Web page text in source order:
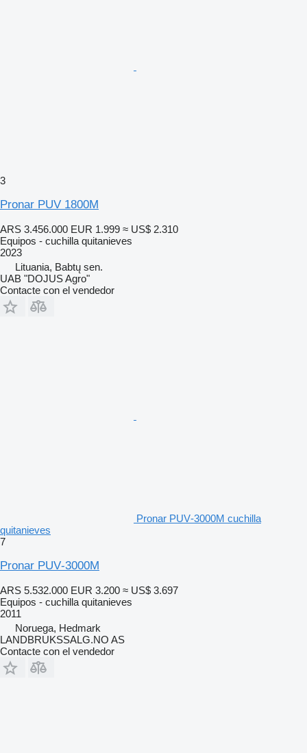
3
Pronar PUV 1800M
ARS 3.456.000 EUR 1.999 ≈ US$ 2.310
Equipos - cuchilla quitanieves
2023
Lituania, Babtų sen.
UAB "DOJUS Agro"
Contacte con el vendedor
Pronar PUV‑3000M cuchilla
quitanieves
7
Pronar PUV‑3000M
ARS 5.532.000 EUR 3.200 ≈ US$ 3.697
Equipos - cuchilla quitanieves
2011
Noruega, Hedmark
LANDBRUKSSALG.NO AS
Contacte con el vendedor